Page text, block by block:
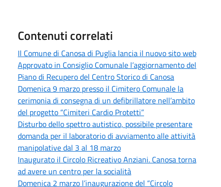
Contenuti correlati
Il Comune di Canosa di Puglia lancia il nuovo sito web
Approvato in Consiglio Comunale l’aggiornamento del
Piano di Recupero del Centro Storico di Canosa
Domenica 9 marzo presso il Cimitero Comunale la
cerimonia di consegna di un defibrillatore nell’ambito
del progetto “Cimiteri Cardio Protetti”
Disturbo dello spettro autistico, possibile presentare
domanda per il laboratorio di avviamento alle attività
manipolative dal 3 al 18 marzo
Inaugurato il Circolo Ricreativo Anziani. Canosa torna
ad avere un centro per la socialità
Domenica 2 marzo l’inaugurazione del “Circolo